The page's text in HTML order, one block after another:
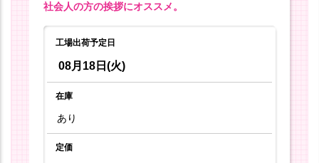
社会人の方の挨拶にオススメ。
工場出荷予定日
08月18日(火)
在庫
あり
定価